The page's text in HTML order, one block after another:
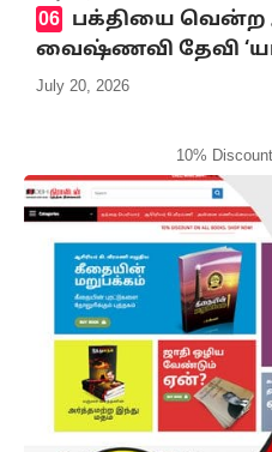
பக்தியை வென்ற
வைஷ்ணவி தேவி
July 20, 2026
10%